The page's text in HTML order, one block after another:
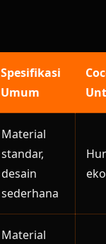
Spesifikasi
Umum
Material
standar,
desain
sederhana
Material